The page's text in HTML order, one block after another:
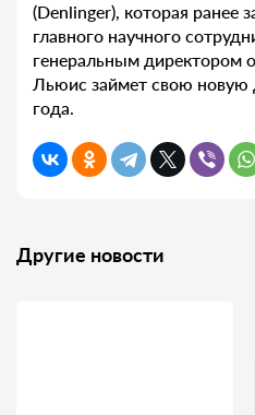
(Denlinger), которая ранее
главного научного
генеральным директором
Льюис займет свою новую
года.
Другие новости